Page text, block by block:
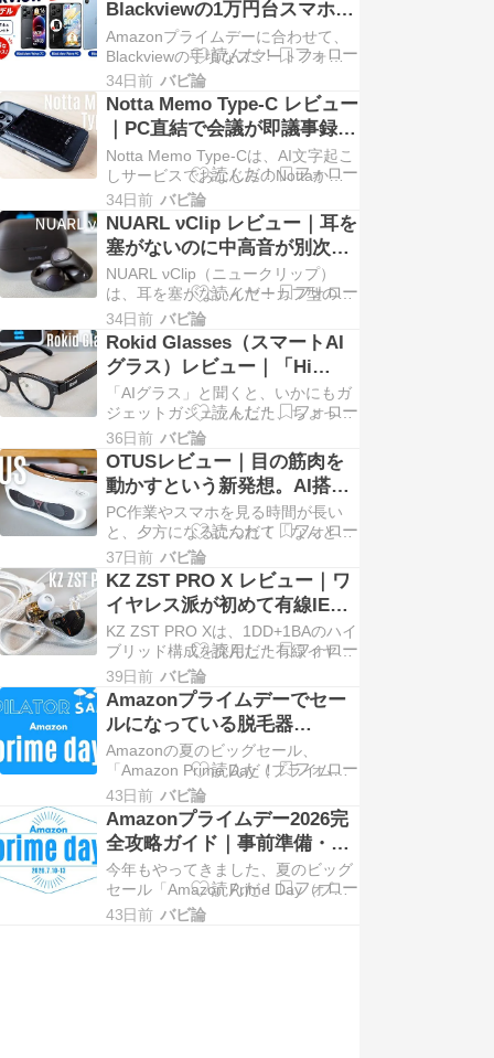
行カバンに入れるのも、なんだか大
げさ。「もっと小 ...
Blackviewの1万円台スマホ＆
大画面タブレットがセール中
｜Wave 7C・Wave 9C・
MEGA 2を比較
Amazonプライムデーに合わせて、
Blackviewの手頃なスマートフォン
とタブレットがセール対象になって
います。この記事では、「高価なメ
イン機は不要。サブ機・家族用・動
画用に安く1台ほしい」という人に
向いた3製品をま ...
34日前 バビ論
Notta Memo Type-C レビュー
｜PC直結で会議が即議事録に
なるAIボイスレコーダー。
Prime Day 2026で最大約
26%OFF
Notta Memo Type-Cは、AI文字起こ
しサービスでおなじみのNottaから
登場した、USB-C接続に対応するカ
ード型AIボイスレコーダーの新モデ
ルです。 厚さ3.5mm・約28gの薄型
ボディはそのままに、従来 ...
34日前 バビ論
NUARL νClip レビュー｜耳を
塞がないのに中高音が別次
元。低音好きが戻れなくなっ
たイヤーカフ型
NUARL νClip（ニュークリップ）
は、耳を塞がないイヤーカフ型のオ
ープンタイプ完全ワイヤレスイヤホ
ンです。 最大の特徴は、イヤーカフ
型として初めてMEMSスピーカーを
使ったハイブリッド構成を採用した
こと。 中低域を ...
34日前 バビ論
Rokid Glasses（スマートAI
グラス）レビュー｜「Hi
Rokid, これは何？」が楽しす
ぎる。近未来を先取りできる
49gのAIグラス
「AIグラス」と聞くと、いかにもガ
ジェットガジェットした、ちょっと
近寄りがたい見た目を想像する人も
多いと思います。 私もそのひとりで
した。 でも、実際に手にした
「Rokid スマートAIグラス（Rokid
Glasses ...
36日前 バビ論
OTUSレビュー｜目の筋肉を
動かすという新発想。AI搭載
スマート視覚トレーニングデ
バイスを2週間使ってみた
PC作業やスマホを見る時間が長い
と、夕方になるにつれて「なんとな
く見えづらい」「目のピントが合い
にくい」と感じることがあります。
私自身、ブログ執筆や写真編集、ス
マホでの確認作業などで一日中画面
を見ているので、目の疲れや ...
37日前 バビ論
KZ ZST PRO X レビュー｜ワ
イヤレス派が初めて有線IEM
を使ったら、音の細かさに驚
いた
KZ ZST PRO Xは、1DD+1BAのハイ
ブリッド構成を採用した有線イヤホ
ン（インイヤーモニター／IEM）で
す。 「ZST」といえば、KZが10年
近くにわたって展開してきた人気ハ
イブリッドシリーズ。その名を継ぐ
本機 ...
39日前 バビ論
Amazonプライムデーでセー
ルになっている脱毛器
（2026）
Amazonの夏のビッグセール、
「Amazon Prime Day（プライムデ
ー）」が今年も開催。たくさんのア
イテムがお得なセール価格で購入で
きます。 そんなセール商品の中から
人気の家庭用脱毛器をピックアッ
プ。セールの割 ...
43日前 バビ論
Amazonプライムデー2026完
全攻略ガイド｜事前準備・キ
ャンペーン・おすすめ目玉商
品まとめ
今年もやってきました、夏のビッグ
セール「Amazon Prime Day（プラ
イムデー）」！ 2026年は先行セー
43日前 バビ論